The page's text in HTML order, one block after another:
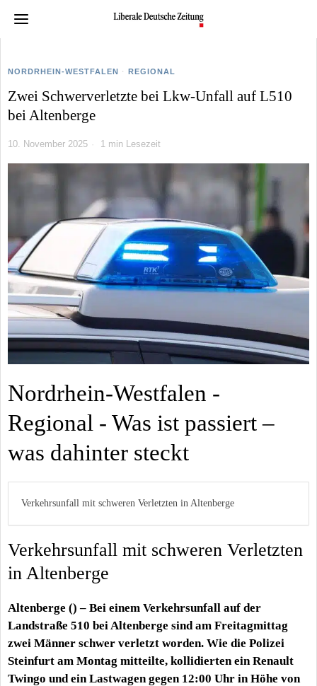
NORDRHEIN-WESTFALEN · REGIONAL
Zwei Schwerverletzte bei Lkw-Unfall auf L510
bei Altenberge
10. November 2025 1 min Lesezeit
Nordrhein-Westfalen -
Regional - Was ist passiert –
was dahinter steckt
Verkehrsunfall mit schweren Verletzten in Altenberge
Verkehrsunfall mit schweren Verletzten
in Altenberge
Altenberge () – Bei einem Verkehrsunfall auf der
Landstraße 510 bei Altenberge sind am Freitagmittag
zwei Männer schwer verletzt worden. Wie die Polizei
Steinfurt am Montag mitteilte, kollidierten ein Renault
Twingo und ein Lastwagen gegen 12:00 Uhr in Höhe von